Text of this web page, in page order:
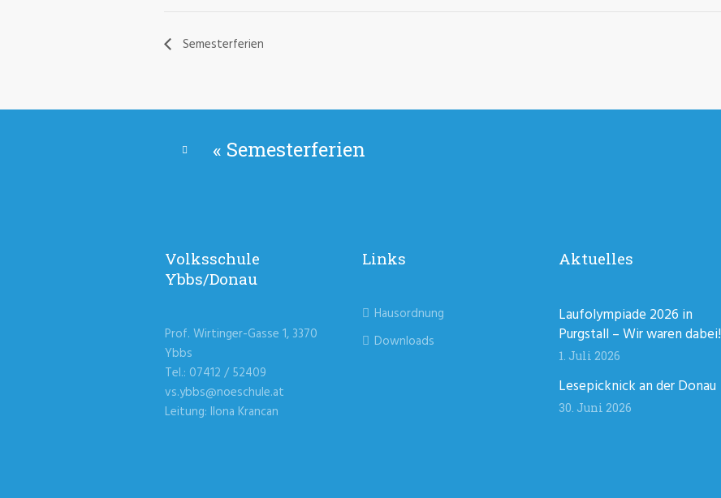
Semesterferien
« Semesterferien
Volksschule
Ybbs/Donau
Prof. Wirtinger-Gasse 1, 3370
Ybbs
Tel.: 07412 / 52409
vs.ybbs@noeschule.at
Leitung: Ilona Krancan
Links
Hausordnung
Downloads
Aktuelles
Laufolympiade 2026 in
Purgstall – Wir waren dabei!
1. Juli 2026
Lesepicknick an der Donau
30. Juni 2026